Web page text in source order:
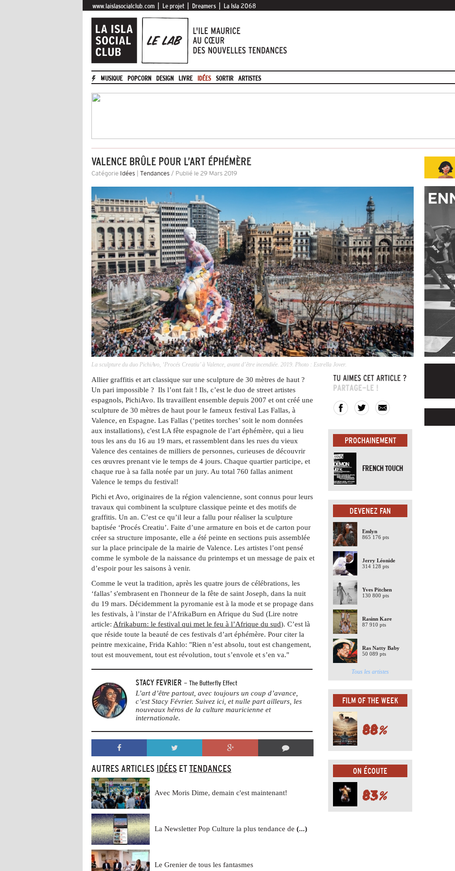
www.laislasocialclub.com Le projet Dreamers La Isla 2068
MUSIQUE POPCORN DESIGN LIVRE IDÉES SORTIR ARTISTES
VALENCE BRÛLE POUR L’ART ÉPHÉMÈRE
Catégorie Idées Tendances / Publié le 29 Mars 2019
La sculpture du duo PichiAvo, ‘Procés Creatiu’ à Valence, avant d’être incendiée. 2019. Photo : Estrella Jover.
Allier graffitis et art classique sur une sculpture de 30 mètres de haut ?
Un pari impossible ? Ils l’ont fait ! Ils, c’est le duo de street artistes
espagnols, PichiAvo. Ils travaillent ensemble depuis 2007 et ont créé une
sculpture de 30 mètres de haut pour le fameux festival Las Fallas, à
Valence, en Espagne. Las Fallas (‘petites torches’ soit le nom données
aux installations), c'est LA fête espagnole de l’art éphémère, qui a lieu
tous les ans du 16 au 19 mars, et rassemblent dans les rues du vieux
Valence des centaines de milliers de personnes, curieuses de découvrir
ces œuvres prenant vie le temps de 4 jours. Chaque quartier participe, et
chaque rue à sa falla notée par un jury. Au total 760 fallas animent
Valence le temps du festival!
Pichi et Avo, originaires de la région valencienne, sont connus pour leurs
travaux qui combinent la sculpture classique peinte et des motifs de
graffitis. Un an. C’est ce qu’il leur a fallu pour réaliser la sculpture
baptisée ‘Procés Creatiu’. Faite d’une armature en bois et de carton pour
créer sa structure imposante, elle a été peinte en sections puis assemblée
sur la place principale de la mairie de Valence. Les artistes l’ont pensé
comme le symbole de la naissance du printemps et un message de paix et
d’espoir pour les saisons à venir.
Comme le veut la tradition, après les quatre jours de célébrations, les
‘fallas’ s'embrasent en l'honneur de la fête de saint Joseph, dans la nuit
du 19 mars. Décidemment la pyromanie est à la mode et se propage dans
les festivals, à l’instar de l’AfrikaBurn en Afrique du Sud (Lire notre
article: Afrikaburn: le festival qui met le feu à l’Afrique du sud). C’est là
que réside toute la beauté de ces festivals d’art éphémère. Pour citer la
peintre mexicaine, Frida Kahlo: "Rien n’est absolu, tout est changement,
tout est mouvement, tout est révolution, tout s’envole et s’en va."
STACY FEVRIER - The Butterfly Effect
L’art d’être partout, avec toujours un coup d’avance,
c’est Stacy Février. Suivez ici, et nulle part ailleurs, les
nouveaux héros de la culture mauricienne et
internationale.
AUTRES ARTICLES IDÉES ETTENDANCES
Avec Moris Dime, demain c'est maintenant!
La Newsletter Pop Culture la plus tendance de (...)
Le Grenier de tous les fantasmes
PROCHAINEMENT
FRENCH TOUCH
DEVENEZ FAN
Emlyn
865 176 pts
Jerry Léonide
314 128 pts
Yves Pitchen
130 800 pts
Rasinn Kare
87 910 pts
Ras Natty Baby
50 089 pts
Tous les artistes
FILM OF THE WEEK
88%
ON ÉCOUTE
83%